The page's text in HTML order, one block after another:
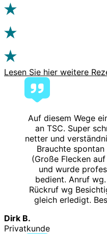
Lesen Sie hier weitere
Auf diesem Wege
an TSC. Super
netter und
Brauchte
(Große Flecken
und wurde
bedient. Anruf
Rückruf wg
gleich erledigt.
Dirk B.
Privatkunde